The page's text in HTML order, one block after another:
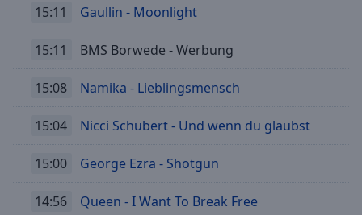
15:11 Gaullin - Moonlight
15:11 BMS Borwede - Werbung
15:08 Namika - Lieblingsmensch
15:04 Nicci Schubert - Und wenn du glaubst
15:00 George Ezra - Shotgun
14:56 Queen - I Want To Break Free